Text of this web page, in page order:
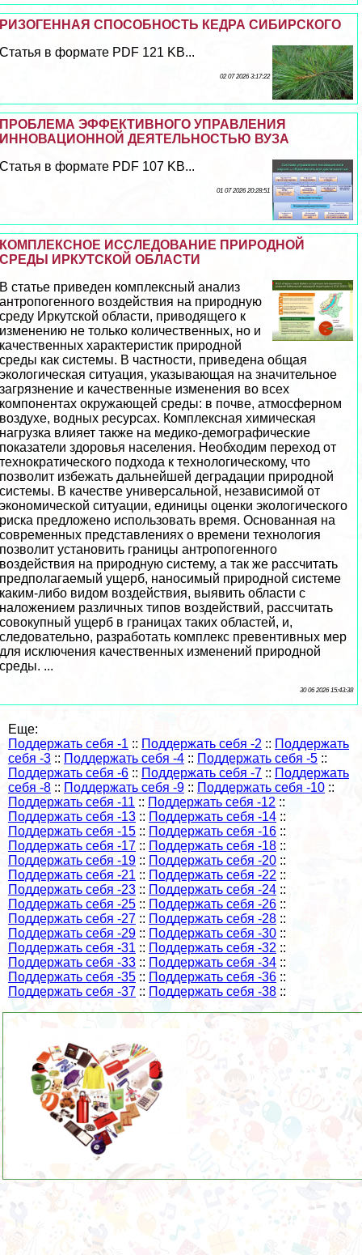
РИЗОГЕННАЯ СПОСОБНОСТЬ КЕДРА СИБИРСКОГО
Статья в формате PDF 121 KB...
02 07 2026 3:17:22
ПРОБЛЕМА ЭФФЕКТИВНОГО УПРАВЛЕНИЯ
ИННОВАЦИОННОЙ ДЕЯТЕЛЬНОСТЬЮ ВУЗА
Статья в формате PDF 107 KB...
01 07 2026 20:28:51
КОМПЛЕКСНОЕ ИССЛЕДОВАНИЕ ПРИРОДНОЙ
СРЕДЫ ИРКУТСКОЙ ОБЛАСТИ
В статье приведен комплексный анализ
антропогенного воздействия на природную
среду Иркутской области, приводящего к
изменению не только количественных, но и
качественных хаpaктеристик природной
среды как системы. В частности, приведена общая
экологическая ситуация, указывающая на значительное
загрязнение и качественные изменения во всех
компонентах окружающей среды: в почве, атмосферном
воздухе, водных ресурсах. Комплексная химическая
нагрузка влияет также на медико-демографические
показатели здоровья населения. Необходим переход от
технократического подхода к технологическому, что
позволит избежать дальнейшей деградации природной
системы. В качестве универсальной, независимой от
экономической ситуации, единицы оценки экологического
риска предложено использовать время. Основанная на
современных представлениях о времени технология
позволит установить границы антропогенного
воздействия на природную систему, а так же рассчитать
предполагаемый ущерб, наносимый природной системе
каким-либо видом воздействия, выявить области с
наложением различных типов воздействий, рассчитать
совокупный ущерб в границах таких областей, и,
следовательно, разработать комплекс превентивных мер
для исключения качественных изменений природной
среды. ...
30 06 2026 15:43:38
Еще:
Поддержать себя -1 :: Поддержать себя -2 :: Поддержать
себя -3 :: Поддержать себя -4 :: Поддержать себя -5 ::
Поддержать себя -6 :: Поддержать себя -7 :: Поддержать
себя -8 :: Поддержать себя -9 :: Поддержать себя -10 ::
Поддержать себя -11 :: Поддержать себя -12 ::
Поддержать себя -13 :: Поддержать себя -14 ::
Поддержать себя -15 :: Поддержать себя -16 ::
Поддержать себя -17 :: Поддержать себя -18 ::
Поддержать себя -19 :: Поддержать себя -20 ::
Поддержать себя -21 :: Поддержать себя -22 ::
Поддержать себя -23 :: Поддержать себя -24 ::
Поддержать себя -25 :: Поддержать себя -26 ::
Поддержать себя -27 :: Поддержать себя -28 ::
Поддержать себя -29 :: Поддержать себя -30 ::
Поддержать себя -31 :: Поддержать себя -32 ::
Поддержать себя -33 :: Поддержать себя -34 ::
Поддержать себя -35 :: Поддержать себя -36 ::
Поддержать себя -37 :: Поддержать себя -38 ::